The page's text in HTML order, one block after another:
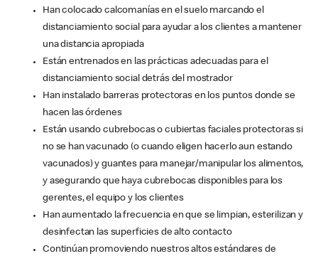
Han colocado calcomanías en el suelo marcando el
distanciamiento social para ayudar a los clientes a mantener
una distancia apropiada
Están entrenados en las prácticas adecuadas para el
distanciamiento social detrás del mostrador
Han instalado barreras protectoras en los puntos donde se
hacen las órdenes
Están usando cubrebocas o cubiertas faciales protectoras si
no se han vacunado (o cuando eligen hacerlo aun estando
vacunados) y guantes para manejar/manipular los alimentos,
y asegurando que haya cubrebocas disponibles para los
gerentes, el equipo y los clientes
Han aumentado la frecuencia en que se limpian, esterilizan y
desinfectan las superficies de alto contacto
Continúan promoviendo nuestros altos estándares de